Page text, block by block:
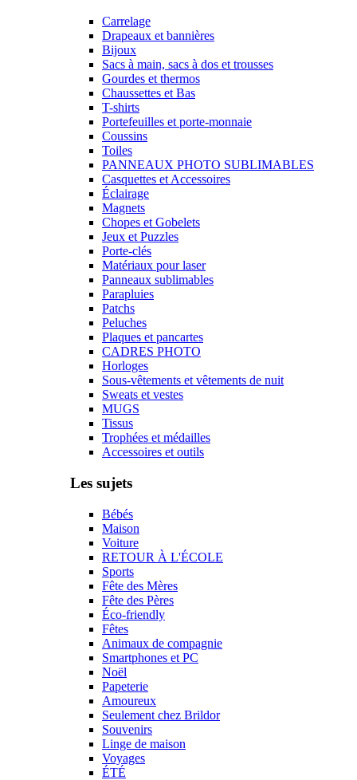
Carrelage
Drapeaux et bannières
Bijoux
Sacs à main, sacs à dos et trousses
Gourdes et thermos
Chaussettes et Bas
T-shirts
Portefeuilles et porte-monnaie
Coussins
Toiles
PANNEAUX PHOTO SUBLIMABLES
Casquettes et Accessoires
Éclairage
Magnets
Chopes et Gobelets
Jeux et Puzzles
Porte-clés
Matériaux pour laser
Panneaux sublimables
Parapluies
Patchs
Peluches
Plaques et pancartes
CADRES PHOTO
Horloges
Sous-vêtements et vêtements de nuit
Sweats et vestes
MUGS
Tissus
Trophées et médailles
Accessoires et outils
Les sujets
Bébés
Maison
Voiture
RETOUR À L'ÉCOLE
Sports
Fête des Mères
Fête des Pères
Éco-friendly
Fêtes
Animaux de compagnie
Smartphones et PC
Noël
Papeterie
Amoureux
Seulement chez Brildor
Souvenirs
Linge de maison
Voyages
ÉTÉ